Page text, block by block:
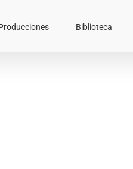
Biblioteca